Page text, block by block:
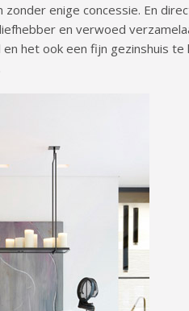
enige concessie. En
en verwoed
het ook een fijn gezinshuis